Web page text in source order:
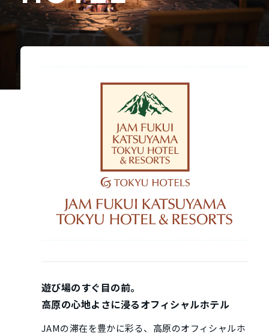
遊び場のすぐ目の前。
高原の心地よさに浸るオフィシャルホテル
JAMの滞在を豊かに彩る、高原のオフィシャルホ